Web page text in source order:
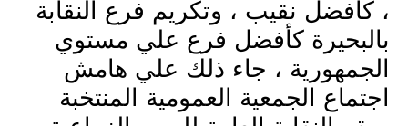
، كأفضل نقيب ، وتكريم فرع النقابة
بالبحيرة كأفضل فرع علي مستوي
الجمهورية ، جاء ذلك علي هامش
اجتماع الجمعية العمومية المنتخبة